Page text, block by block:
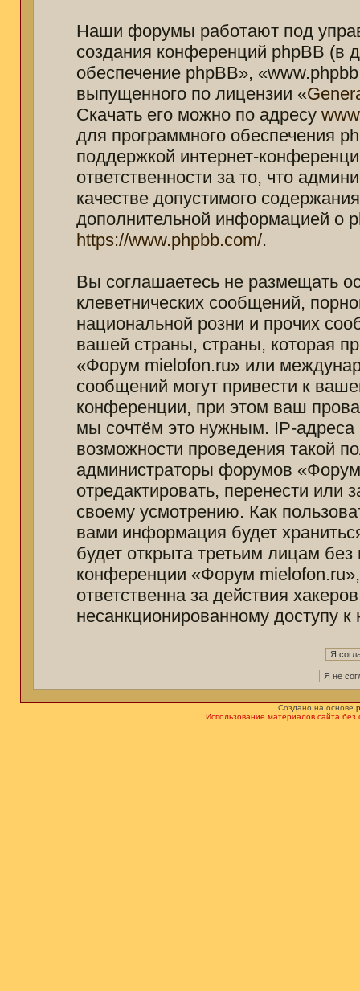
Наши форумы работают под
создания конференций phpBB (в
обеспечение phpBB»,
выпущенного по лицензии «
Скачать его можно по адресу
для программного обеспечения
поддержкой интернет-
ответственности за то, что
качестве допустимого
дополнительной информацией о
https://www.phpbb.com/.
Вы соглашаетесь не размещать
клеветнических сообщений,
национальной розни и прочих
вашей страны, страны, которая
«Форум mielofon.ru» или
сообщений могут привести к
конференции, при этом ваш
мы сочтём это нужным. IP-
возможности проведения такой
администраторы форумов
отредактировать, перенести
своему усмотрению. Как
вами информация будет
будет открыта третьим лицам
конференции «Форум
ответственна за действия
несанкционированному доступу к
Создано на основе
Использование материалов сайта